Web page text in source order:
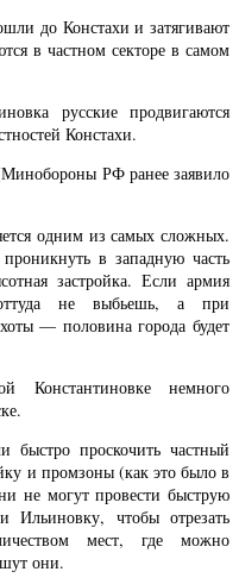
до Констахи и затягивают
в частном секторе в самом
русские продвигаются
Констахи.
РФ ранее заявило
одним из самых сложных.
проникнуть в западную часть
застройка. Если армия
не выбьешь, а при
— половина города будет
Константиновке немного
быстро проскочить частный
и промзоны (как это было в
не могут провести быструю
Ильиновку, чтобы отрезать
мест, где можно
они.